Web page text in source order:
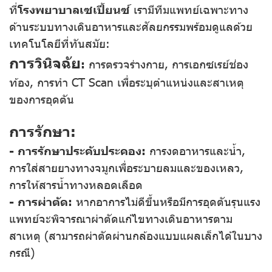
ที่โรงพยาบาลเซเปี้ยนซ์เรามีทีมแพทย์เฉพาะทาง
ด้านระบบทางเดินอาหารและศัลยกรรมพร้อมดูแลด้วย
เทคโนโลยีที่ทันสมัย:
การวินิจฉัย: การตรวจร่างกาย, การเอกซเรย์ช่อง
ท้อง, การทำ CT Scan เพื่อระบุตำแหน่งและสาเหตุ
ของการอุดตัน
การรักษา:
- การรักษาประคับประคอง: การงดอาหารและน้ำ,
การใส่สายยางทางจมูกเพื่อระบายลมและของเหลว,
การให้สารน้ำทางหลอดเลือด
- การผ่าตัด: หากอาการไม่ดีขึ้นหรือมีการอุดตันรุนแรง
แพทย์จะพิจารณาผ่าตัดแก้ไขทางเดินอาหารตาม
สาเหตุ (สามารถผ่าตัดผ่านกล้องแบบแผลเล็กได้ในบาง
กรณี)